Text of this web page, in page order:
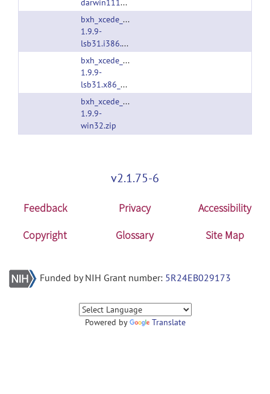
darwin1110.x86_64.tgz
bxh_xcede_tools-
1.9.9-
lsb31.i386.tgz
bxh_xcede_tools-
1.9.9-
lsb31.x86_64.tgz
bxh_xcede_tools-
1.9.9-
win32.zip
v2.1.75-6
Feedback Privacy
Accessibility
Copyright
Glossary Site Map
Funded by NIH Grant number: 5R24EB029173
Powered by Translate